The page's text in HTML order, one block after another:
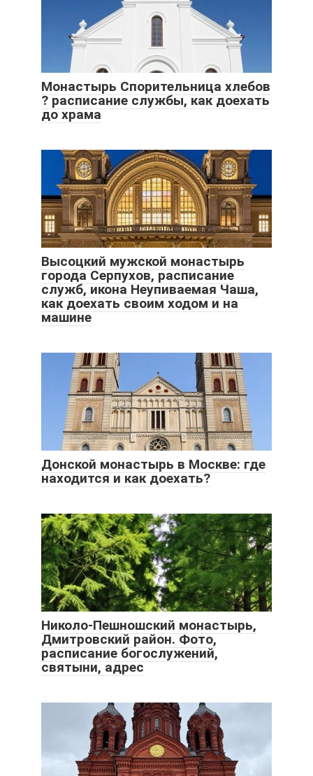
Монастырь Спорительница хлебов
? расписание службы, как доехать
до храма
Высоцкий мужской монастырь
города Серпухов, расписание
служб, икона Неупиваемая Чаша,
как доехать своим ходом и на
машине
Донской монастырь в Москве: где
находится и как доехать?
Николо-Пешношский монастырь,
Дмитровский район. Фото,
расписание богослужений,
святыни, адрес